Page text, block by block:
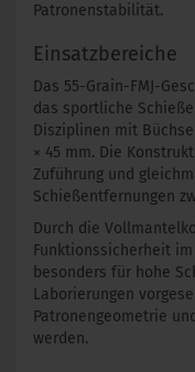
Patronenstabilität.
Einsatzbereiche
Das 55-Grain-FMJ-
das sportliche
Disziplinen mit
× 45 mm. Die
Zuführung und
Schießentfernungen
Durch die
Funktionssicherheit
besonders für hohe
Laborierungen
Patronengeometrie
werden.